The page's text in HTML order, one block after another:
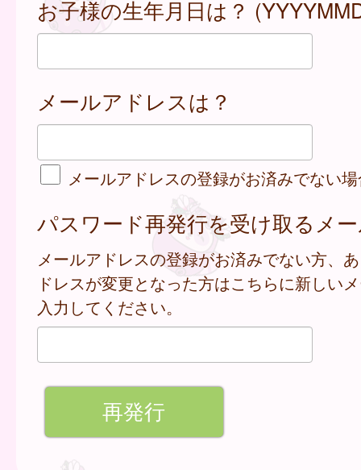
お子様の生年月日は？
メールアドレスは？
メールアドレスの登録がお済みでない
パスワード再発行を受け取るメ
メールアドレスの登録がお済みでない方、
ドレスが変更となった方はこちらに新しい
入力してください。